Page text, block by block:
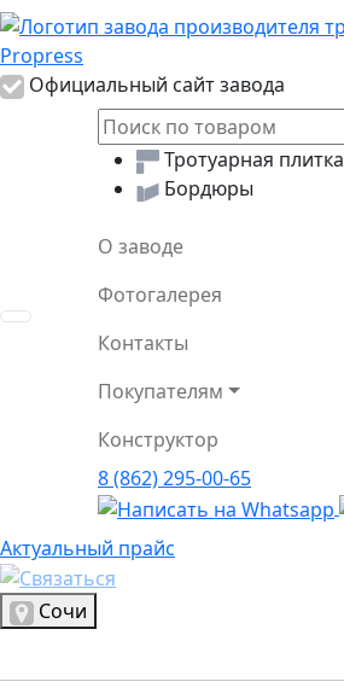
Логотип Propress
Официальный сайт завода
Toggle navigation
Тротуарная плитка
Бордюры
О заводе
Фотогалерея
Контакты
Покупателям
Конструктор
8 (862) 295-00-65
Актуальный прайс
Актуальный прайс
Выбрать город
Сочи